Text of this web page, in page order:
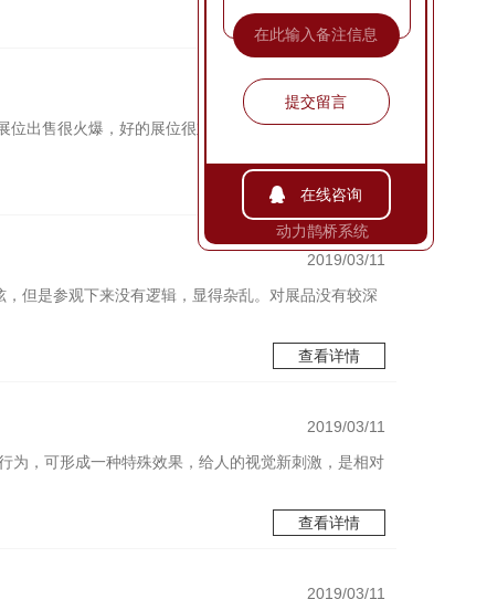
2019/03/15
出售很火爆，好的展位很难争取到。这关于新参展的
查看详情
2019/03/11
但是参观下来没有逻辑，显得杂乱。对展品没有较深
查看详情
2019/03/11
为，可形成一种特殊效果，给人的视觉新刺激，是相对
查看详情
2019/03/11
提交留言
在线咨询
动力鹊桥系统